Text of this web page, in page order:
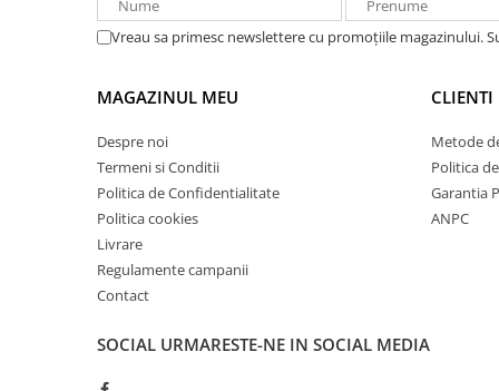
Vreau sa primesc newslettere cu promoțiile magazinului.
MAGAZINUL MEU
Despre noi
Termeni si Conditii
Politica de Confidentialitate
Politica cookies
Livrare
Regulamente campanii
Contact
CLIENTI
Metode
Politica
Garantia
ANPC
SOCIAL URMARESTE-NE IN SOCIAL MEDIA